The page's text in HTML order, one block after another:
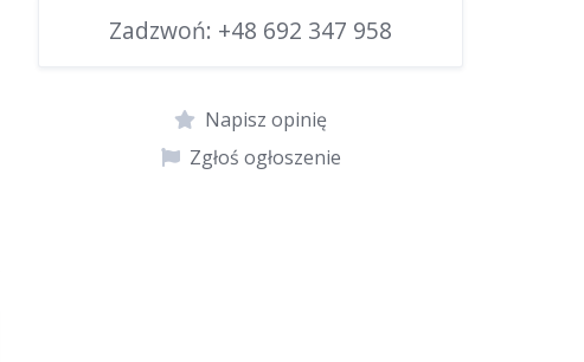
Zadzwoń: +48 692 347 958
Napisz opinię
Zgłoś ogłoszenie